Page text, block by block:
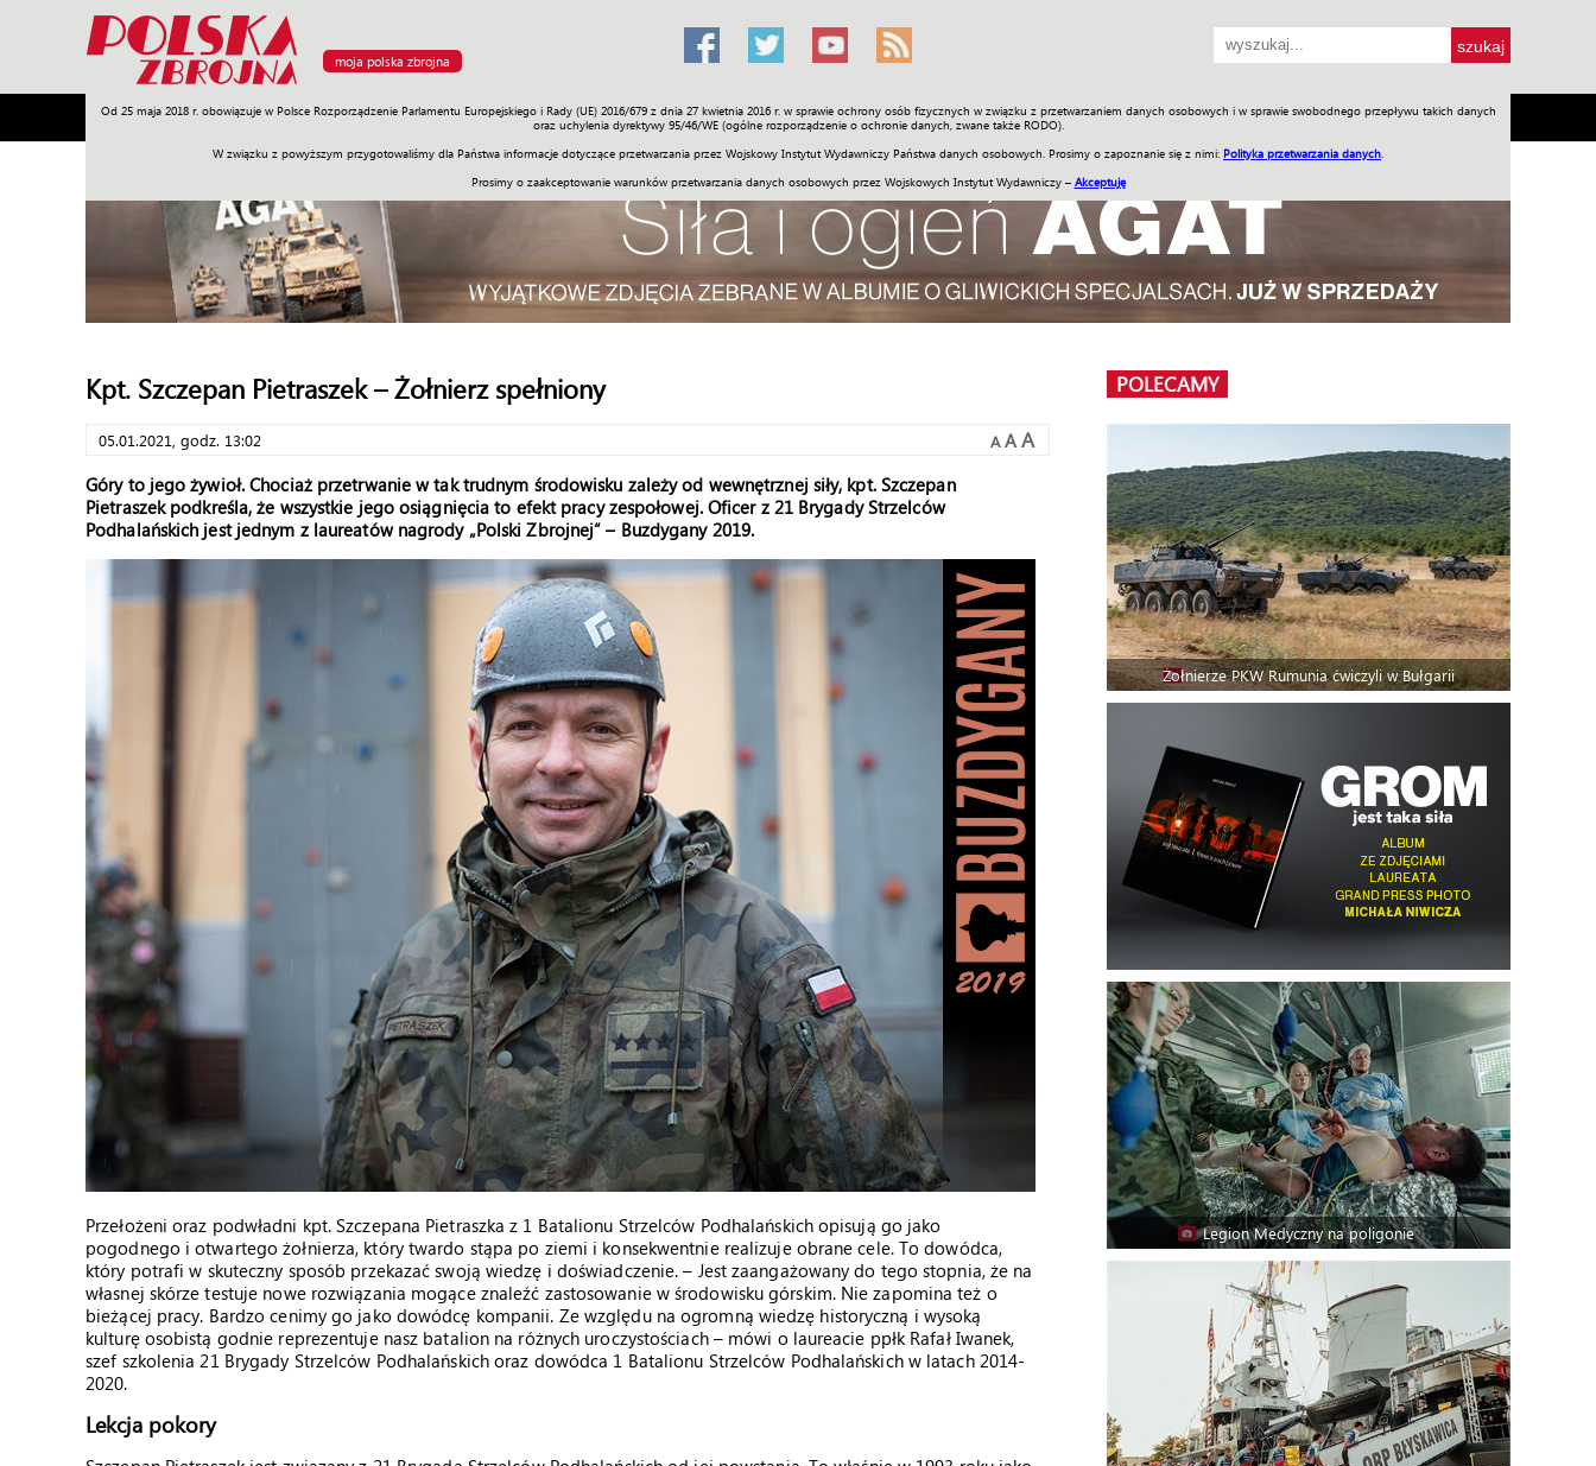
moja polska zbrojna
Od 25 maja 2018 r. obowiązuje w Polsce Rozporządzenie Parlamentu Europejskiego i Rady (UE) 2016/679 z dnia 27 kwietnia 2016 r. w sprawie ochrony osób fizycznych w związku z przetwarzaniem danych osobowych i w sprawie swobodnego przepływu takich danych
oraz uchylenia dyrektywy 95/46/WE (ogólne rozporządzenie o ochronie danych, zwane także RODO).
W związku z powyższym przygotowaliśmy dla Państwa informacje dotyczące przetwarzania przez Wojskowy Instytut Wydawniczy Państwa danych osobowych. Prosimy o zapoznanie się z nimi: Polityka przetwarzania danych
Prosimy o zaakceptowanie warunków przetwarzania danych osobowych przez Wojskowych Instytut Wydawniczy – Akceptuję
Armia Poligon Sprzęt Misje Polityka Prawo Świat Społeczność Sport Historia Galerie Wideo ENGLISH SKLEP Jednodniówki Praca w WIW
Kpt. Szczepan Pietraszek – Żołnierz spełniony
05.01.2021, godz. 13:02 A A A
Góry to jego żywioł. Chociaż przetrwanie w tak trudnym środowisku zależy od wewnętrznej siły, kpt. Szczepan
Pietraszek podkreśla, że wszystkie jego osiągnięcia to efekt pracy zespołowej. Oficer z 21 Brygady Strzelców
Podhalańskich jest jednym z laureatów nagrody „Polski Zbrojnej“ – Buzdygany 2019.
Przełożeni oraz podwładni kpt. Szczepana Pietraszka z 1 Batalionu Strzelców Podhalańskich opisują go jako
pogodnego i otwartego żołnierza, który twardo stąpa po ziemi i konsekwentnie realizuje obrane cele. To dowódca,
który potrafi w skuteczny sposób przekazać swoją wiedzę i doświadczenie. – Jest zaangażowany do tego stopnia, że na
własnej skórze testuje nowe rozwiązania mogące znaleźć zastosowanie w środowisku górskim. Nie zapomina też o
bieżącej pracy. Bardzo cenimy go jako dowódcę kompanii. Ze względu na ogromną wiedzę historyczną i wysoką
kulturę osobistą godnie reprezentuje nasz batalion na różnych uroczystościach – mówi o laureacie ppłk Rafał Iwanek,
szef szkolenia 21 Brygady Strzelców Podhalańskich oraz dowódca 1 Batalionu Strzelców Podhalańskich w latach 2014-
2020.
Lekcja pokory
POLECAMY
Żołnierze PKW Rumunia ćwiczyli w Bułgarii
Legion Medyczny na poligonie